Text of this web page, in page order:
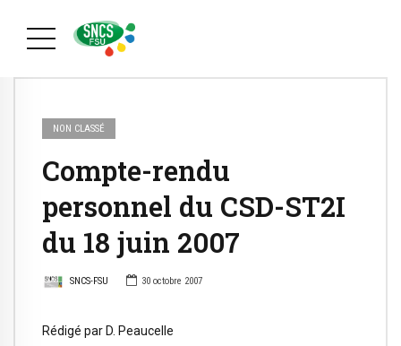
NON CLASSÉ
Compte-rendu
personnel du CSD-ST2I
du 18 juin 2007
SNCS-FSU 30 octobre 2007
Rédigé par D. Peaucelle